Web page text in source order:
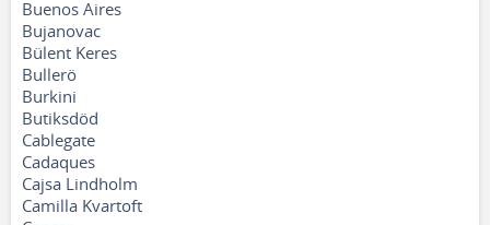
Buenos Aires
Bujanovac
Bülent Keres
Bullerö
Burkini
Butiksdöd
Cablegate
Cadaques
Cajsa Lindholm
Camilla Kvartoft